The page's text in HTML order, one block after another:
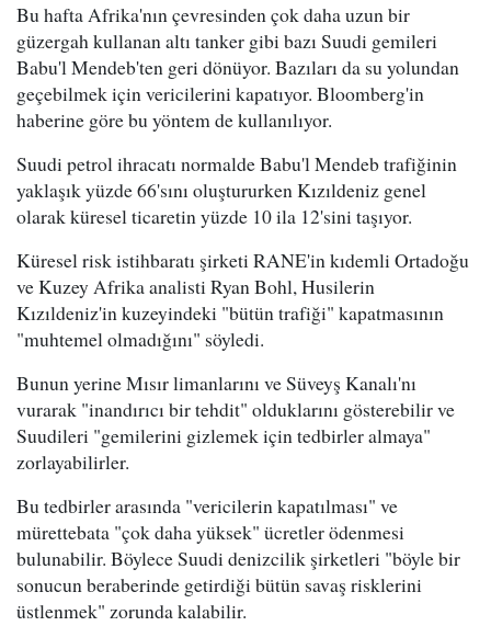
Bu hafta Afrika'nın çevresinden çok daha uzun bir
güzergah kullanan altı tanker gibi bazı Suudi gemileri
Babu'l Mendeb'ten geri dönüyor. Bazıları da su yolundan
geçebilmek için vericilerini kapatıyor. Bloomberg'in
haberine göre bu yöntem de kullanılıyor.
Suudi petrol ihracatı normalde Babu'l Mendeb trafiğinin
yaklaşık yüzde 66'sını oluştururken Kızıldeniz genel
olarak küresel ticaretin yüzde 10 ila 12'sini taşıyor.
Küresel risk istihbaratı şirketi RANE'in kıdemli Ortadoğu
ve Kuzey Afrika analisti Ryan Bohl, Husilerin
Kızıldeniz'in kuzeyindeki "bütün trafiği" kapatmasının
"muhtemel olmadığını" söyledi.
Bunun yerine Mısır limanlarını ve Süveyş Kanalı'nı
vurarak "inandırıcı bir tehdit" olduklarını gösterebilir ve
Suudileri "gemilerini gizlemek için tedbirler almaya"
zorlayabilirler.
Bu tedbirler arasında "vericilerin kapatılması" ve
mürettebata "çok daha yüksek" ücretler ödenmesi
bulunabilir. Böylece Suudi denizcilik şirketleri "böyle bir
sonucun beraberinde getirdiği bütün savaş risklerini
üstlenmek" zorunda kalabilir.